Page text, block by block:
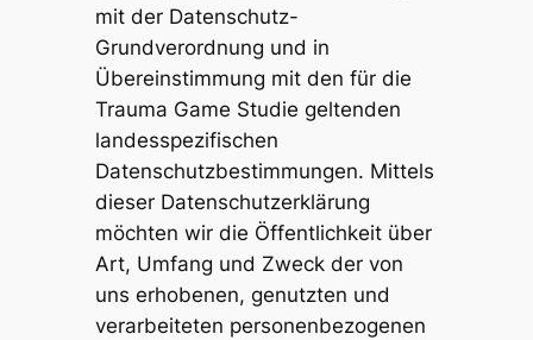
mit der Datenschutz-
Grundverordnung und in
Übereinstimmung mit den für die
Trauma Game Studie geltenden
landesspezifischen
Datenschutzbestimmungen. Mittels
dieser Datenschutzerklärung
möchten wir die Öffentlichkeit über
Art, Umfang und Zweck der von
uns erhobenen, genutzten und
verarbeiteten personenbezogenen